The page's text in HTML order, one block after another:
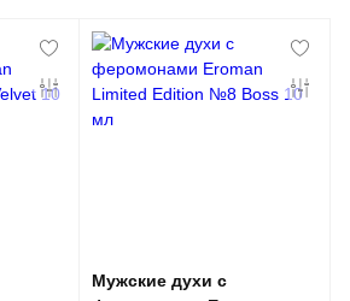
Гарантии и возврат
рассрочка
Мужские духи с